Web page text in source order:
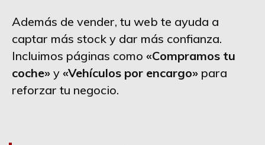
Además de vender, tu web te ayuda a
captar más stock y dar más confianza.
Incluimos páginas como «Compramos tu
coche» y «Vehículos por encargo» para
reforzar tu negocio.